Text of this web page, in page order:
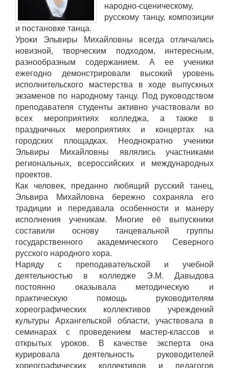
народно-сценическому,
русскому танцу, композиции
и постановке танца.
Уроки Эльвиры Михайловны всегда отличались
новизной, творческим подходом, интересным,
разнообразным содержанием. А ее ученики
ежегодно демонстрировали высокий уровень
исполнительского мастерства в ходе выпускных
экзаменов по народному танцу. Под руководством
преподавателя студенты активно участвовали во
всех мероприятиях колледжа, а также в
праздничных мероприятиях и концертах на
городских площадках. Неоднократно ученики
Эльвиры Михайловны являлись участниками
региональных, всероссийских и международных
проектов.
Как человек, преданно любящий русский танец,
Эльвира Михайловна бережно сохраняла его
традиции и передавала особенности и манеру
исполнения ученикам. Многие её выпускники
составили основу танцевальной группы
государственного академического Северного
русского народного хора.
Наряду с преподавательской и учебной
деятельностью в колледже Э.М. Давыдова
постоянно оказывала методическую и
практическую помощь руководителям
хореографических коллективов учреждений
культуры Архангельской области, участвовала в
семинарах с проведением мастер-классов и
открытых уроков. В качестве эксперта она
курировала деятельность руководителей
хореографических коллективов и педагогов